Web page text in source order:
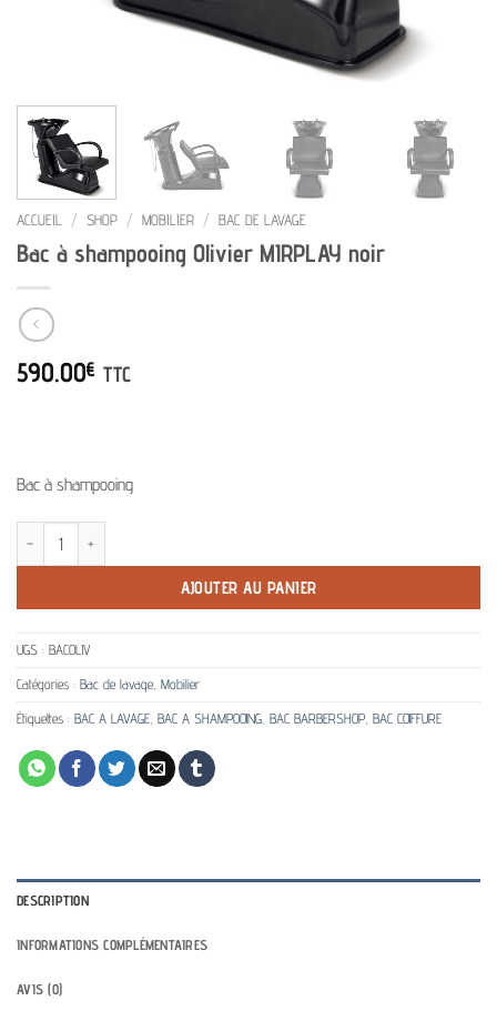
ACCUEIL / SHOP / MOBILIER / BAC DE LAVAGE
Bac à shampooing Olivier MIRPLAY noir
590.00€ TTC
Bac à shampooing
quantité de Bac à shampooing Olivier MIRPLAY noir
AJOUTER AU PANIER
UGS : BACOLIV
Catégories : Bac de lavage, Mobilier
Étiquettes : BAC A LAVAGE, BAC A SHAMPOOING, BAC BARBERSHOP, BAC COIFFURE
DESCRIPTION
INFORMATIONS COMPLÉMENTAIRES
AVIS (0)